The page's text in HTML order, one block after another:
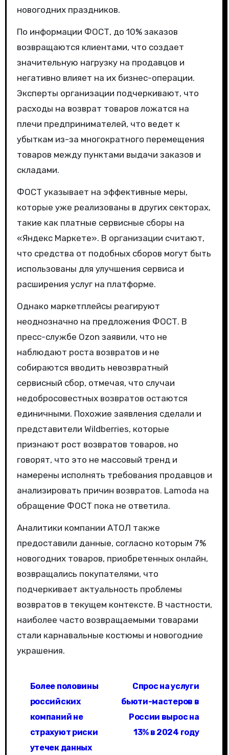
новогодних праздников.
По информации ФОСТ, до 10% заказов
возвращаются клиентами, что создает
значительную нагрузку на продавцов и
негативно влияет на их бизнес-операции.
Эксперты организации подчеркивают, что
расходы на возврат товаров ложатся на
плечи предпринимателей, что ведет к
убыткам из-за многократного перемещения
товаров между пунктами выдачи заказов и
складами.
ФОСТ указывает на эффективные меры,
которые уже реализованы в других секторах,
такие как платные сервисные сборы на
«Яндекс Маркете». В организации считают,
что средства от подобных сборов могут быть
использованы для улучшения сервиса и
расширения услуг на платформе.
Однако маркетплейсы реагируют
неоднозначно на предложения ФОСТ. В
пресс-службе Ozon заявили, что не
наблюдают роста возвратов и не
собираются вводить невозвратный
сервисный сбор, отмечая, что случаи
недобросовестных возвратов остаются
единичными. Похожие заявления сделали и
представители Wildberries, которые
признают рост возвратов товаров, но
говорят, что это не массовый тренд и
намерены исполнять требования продавцов и
анализировать причин возвратов. Lamoda на
обращение ФОСТ пока не ответила.
Аналитики компании АТОЛ также
предоставили данные, согласно которым 7%
новогодних товаров, приобретенных онлайн,
возвращались покупателями, что
подчеркивает актуальность проблемы
возвратов в текущем контексте. В частности,
наиболее часто возвращаемыми товарами
стали карнавальные костюмы и новогодние
украшения.
Более половины
российских
компаний не
страхуют риски
утечек данных
Спрос на услуги
бьюти-мастеров в
России вырос на
13% в 2024 году